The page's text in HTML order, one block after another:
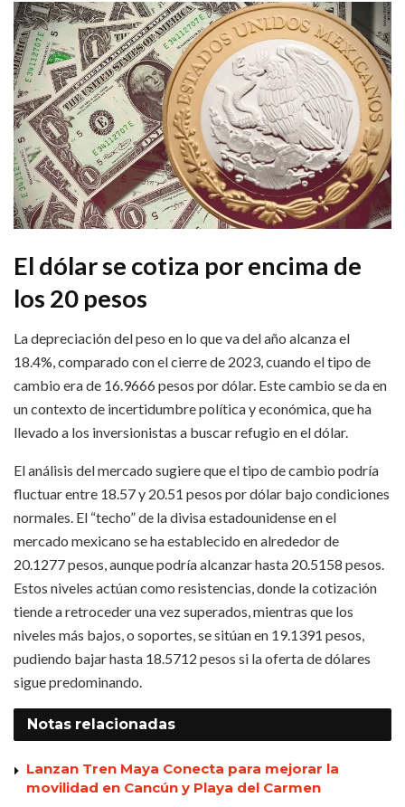
El dólar se cotiza por encima de
los 20 pesos
La depreciación del peso en lo que va del año alcanza el
18.4%, comparado con el cierre de 2023, cuando el tipo de
cambio era de 16.9666 pesos por dólar. Este cambio se da en
un contexto de incertidumbre política y económica, que ha
llevado a los inversionistas a buscar refugio en el dólar.
El análisis del mercado sugiere que el tipo de cambio podría
fluctuar entre 18.57 y 20.51 pesos por dólar bajo condiciones
normales. El “techo” de la divisa estadounidense en el
mercado mexicano se ha establecido en alrededor de
20.1277 pesos, aunque podría alcanzar hasta 20.5158 pesos.
Estos niveles actúan como resistencias, donde la cotización
tiende a retroceder una vez superados, mientras que los
niveles más bajos, o soportes, se sitúan en 19.1391 pesos,
pudiendo bajar hasta 18.5712 pesos si la oferta de dólares
sigue predominando.
Notas relacionadas
Lanzan Tren Maya Conecta para mejorar la
movilidad en Cancún y Playa del Carmen